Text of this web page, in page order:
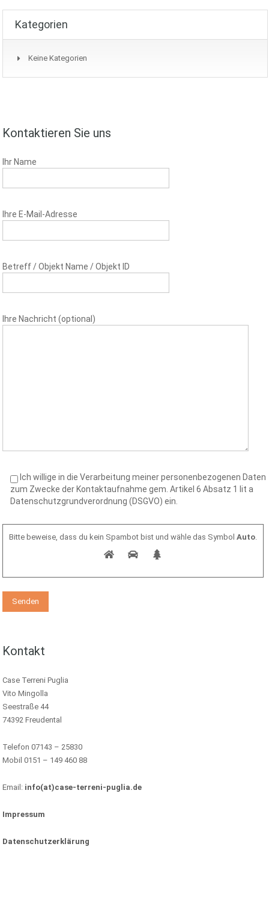
Kategorien
Keine Kategorien
Kontaktieren Sie uns
Ihr Name
Ihre E-Mail-Adresse
Betreff / Objekt Name / Objekt ID
Ihre Nachricht (optional)
Ich willige in die Verarbeitung meiner personenbezogenen Daten
zum Zwecke der Kontaktaufnahme gem. Artikel 6 Absatz 1 lit a
Datenschutzgrundverordnung (DSGVO) ein.
Bitte beweise, dass du kein Spambot bist und wähle das Symbol Auto.
Kontakt
Case Terreni Puglia
Vito Mingolla
Seestraße 44
74392 Freudental
Telefon 07143 – 25830
Mobil 0151 – 149 460 88
Email: info(at)case-terreni-puglia.de
Impressum
Datenschutzerklärung